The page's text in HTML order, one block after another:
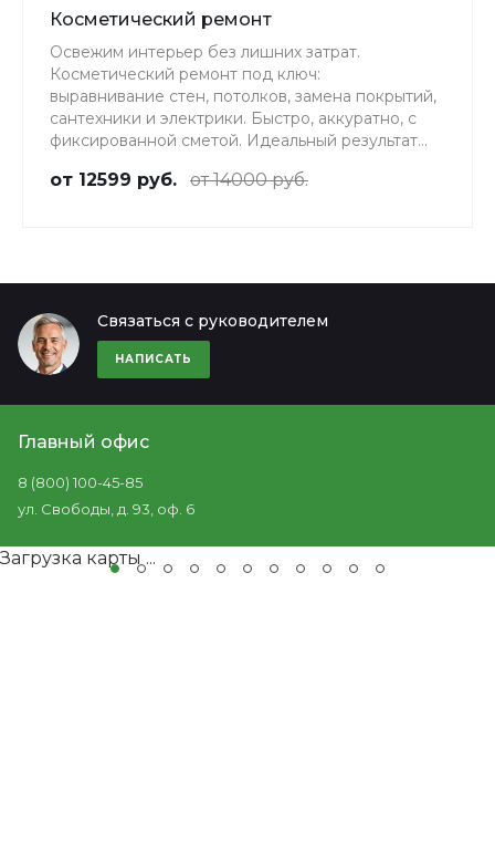
Косметический ремонт
Освежим интерьер без лишних затрат.
Косметический ремонт под ключ:
выравнивание стен, потолков, замена покрытий,
сантехники и электрики. Быстро, аккуратно, с
фиксированной сметой. Идеальный результат
от 12599 руб. от 14000 руб.
Связаться с руководителем
НАПИСАТЬ
Главный офис
8 (800) 100-45-85
ул. Свободы, д. 93, оф. 6
Загрузка карты ...